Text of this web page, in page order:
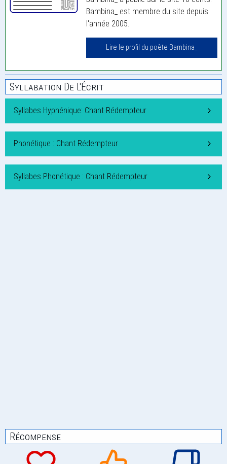
Bambina_ est membre du site depuis
l'année 2005.
Lire le profil du poète Bambina_
Syllabation De L'Écrit
Syllabes Hyphénique: Chant Rédempteur
Phonétique : Chant Rédempteur
Syllabes Phonétique : Chant Rédempteur
Récompense